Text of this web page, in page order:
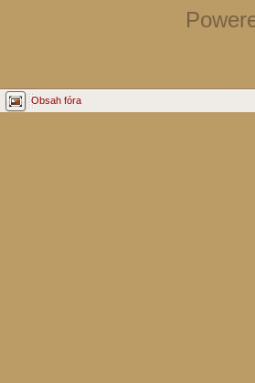
Obsah fóra